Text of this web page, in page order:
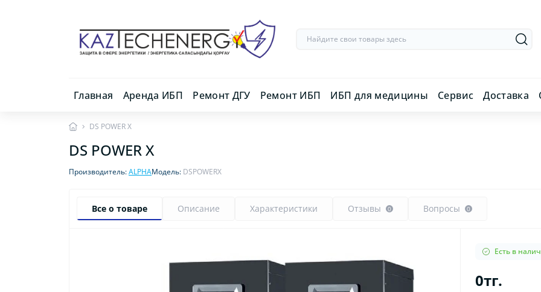
Главная Аренда ИБП Ремонт ДГУ Ремонт ИБП ИБП для медицины Сервис Доставка
DS POWER X
DS POWER X
Производитель:ALPHAМодель: DSPOWERX
Все о товаре Описание Характеристики Отзывы 0 Вопросы 0
Есть в
0тг.